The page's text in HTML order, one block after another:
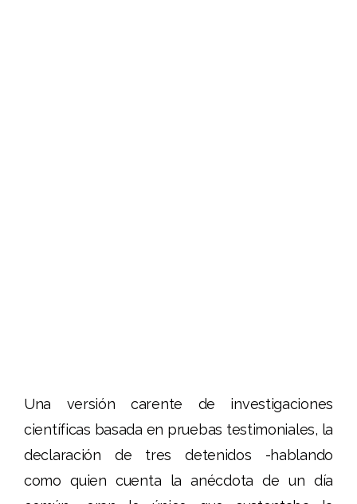
Una versión carente de investigaciones
científicas basada en pruebas testimoniales, la
declaración de tres detenidos -hablando
como quien cuenta la anécdota de un día